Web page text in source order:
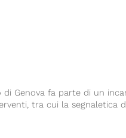
Genova fa parte di un
tra cui la segnaletica